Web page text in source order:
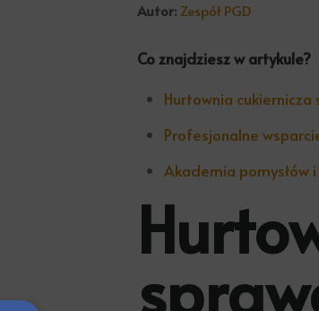
Autor: Zespół PGD
Co znajdziesz w artykule?
Hurtownia cukiernicza
Profesjonalne
Akademia pomysłów